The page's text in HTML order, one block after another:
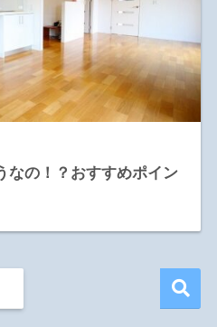
なの！？おすすめポイン